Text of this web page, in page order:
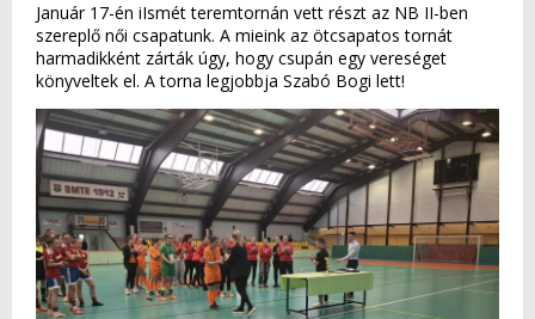
Január 17-én iIsmét teremtornán vett részt az NB II-ben
szereplő női csapatunk. A mieink az ötcsapatos tornát
harmadikként zárták úgy, hogy csupán egy vereséget
könyveltek el. A torna legjobbja Szabó Bogi lett!